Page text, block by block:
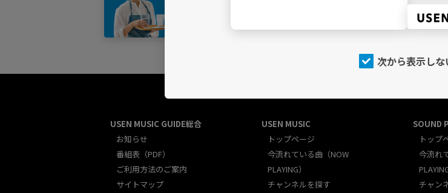
USEN MUSIC GUIDE総合
お知らせ
番組表（PDF）
ご利用方法のご案内
サイトマップ
USEN MUSIC
トップページ
今流れている曲（NOW
PLAYING）
チャンネルを探す
SOUND
トップ
今流れ
PLAYING
チャン
次から表示しな